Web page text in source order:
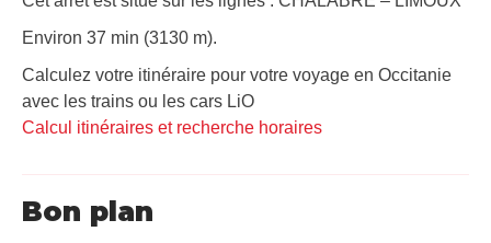
Environ 37 min (3130 m).
Calculez votre itinéraire pour votre voyage en Occitanie
avec les trains ou les cars LiO
Calcul itinéraires et recherche horaires
Bon plan